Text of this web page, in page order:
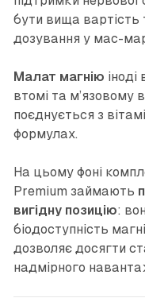
бути вища
дозування у мас-
Малат магнію
втомі та м’язовому
поєднується з
формулах.
На цьому фоні
Premium займають
вигідну позицію:
біодоступність
дозволяє досягти
надмірного